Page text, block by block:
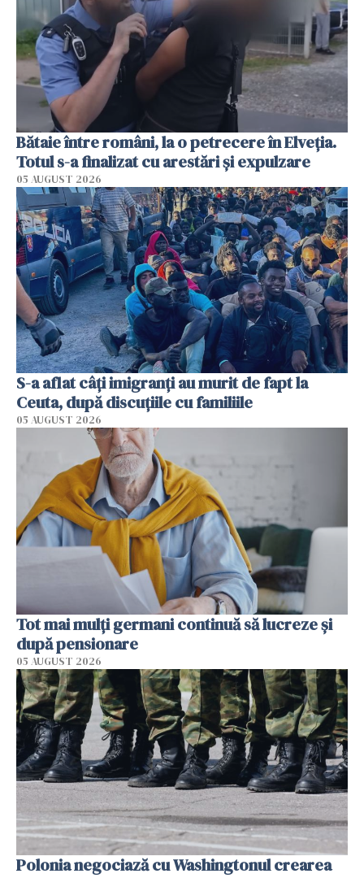
Bătaie între români, la o petrecere în Elveția.
Totul s-a finalizat cu arestări și expulzare
05 AUGUST 2026
S-a aflat câți imigranți au murit de fapt la
Ceuta, după discuțiile cu familiile
05 AUGUST 2026
Tot mai mulți germani continuă să lucreze și
după pensionare
05 AUGUST 2026
Polonia negociază cu Washingtonul crearea